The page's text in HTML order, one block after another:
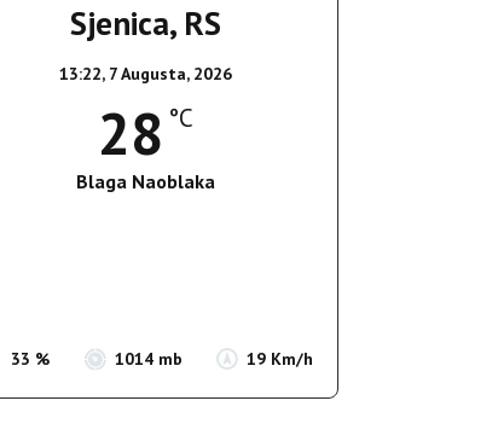
Sjenica, RS
13:22, 7 Augusta, 2026
28 °C
Blaga Naoblaka
33 % 1014 mb 19 Km/h